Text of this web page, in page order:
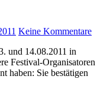
Keine Kommentare
Festival-Organisatoren
haben: Sie bestätigen